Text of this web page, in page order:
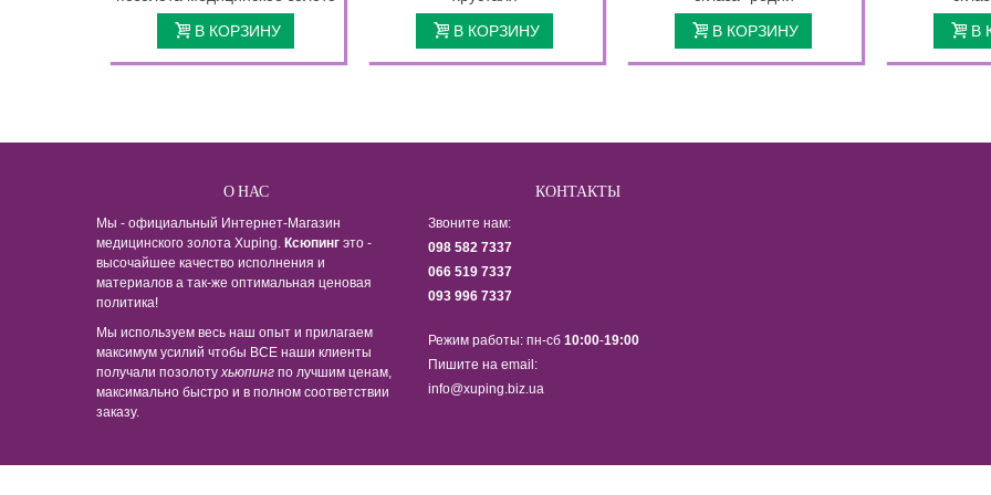
В КОРЗИНУ
В КОРЗИНУ
В КОРЗИНУ
В
О НАС
Мы - официальный Интернет-Магазин
медицинского золота Xuping. Ксюпинг это -
высочайшее качество исполнения и
материалов а так-же оптимальная ценовая
политика!
Мы используем весь наш опыт и прилагаем
максимум усилий чтобы ВСЕ наши клиенты
получали позолотухьюпинг по лучшим ценам,
максимально быстро и в полном соответствии
заказу.
КОНТАКТЫ
Звоните нам:
098 582 7337
066 519 7337
093 996 7337
Режим работы: пн-сб 10:00-19:00
Пишите на email:
info@xuping.biz.ua